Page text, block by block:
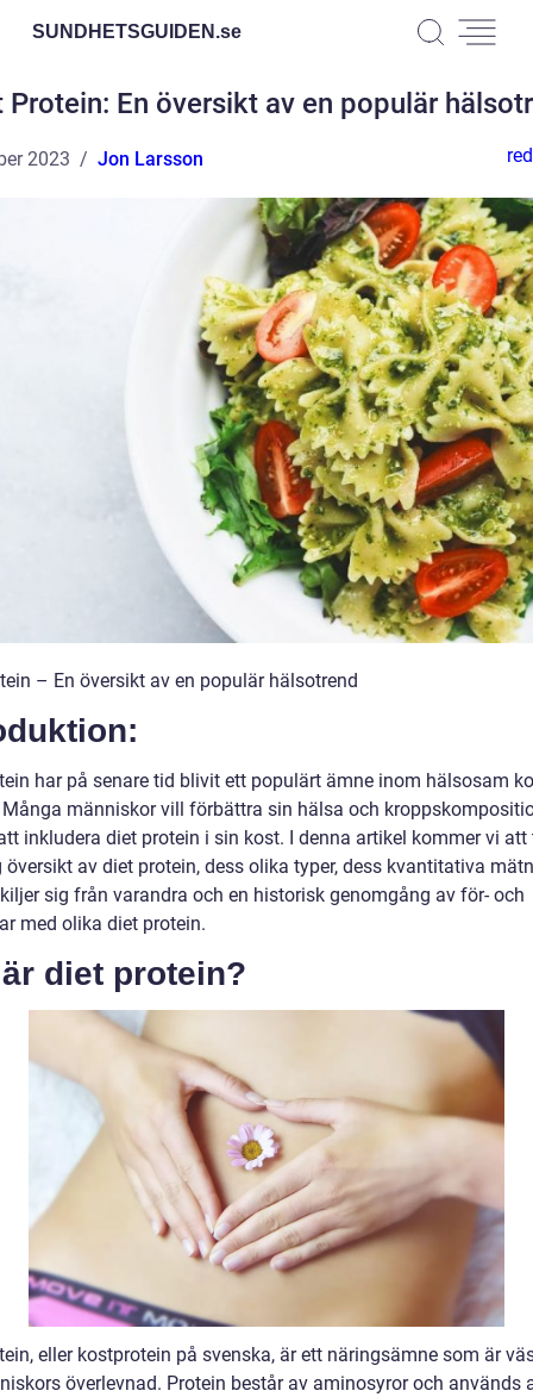
SUNDHETSGUIDEN.se
Protein: En översikt av en populär
2023 Jon Larsson
– En översikt av en populär hälsotrend
har på senare tid blivit ett populärt ämne inom hälsosam
människor vill förbättra sin hälsa och
inkludera diet protein i sin kost. I denna artikel kommer vi att
översikt av diet protein, dess olika typer, dess kvantitativa
sig från varandra och en historisk genomgång av för- och
med olika diet protein.
diet protein?
eller kostprotein på svenska, är ett näringsämne som är
överlevnad. Protein består av aminosyror och används